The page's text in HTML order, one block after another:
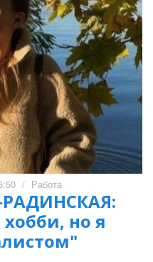
/ Работа
РАДИНСКАЯ:
но я